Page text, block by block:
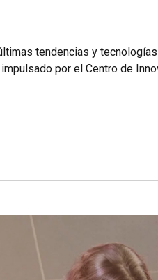
tendencias y
por el Centro de